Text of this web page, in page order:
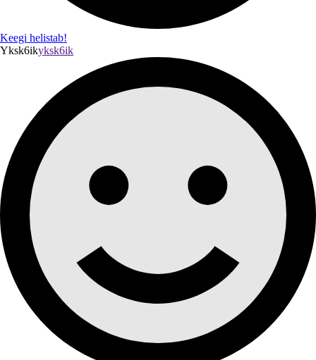
Keegi helistab!
Yksk6ikyksk6ik